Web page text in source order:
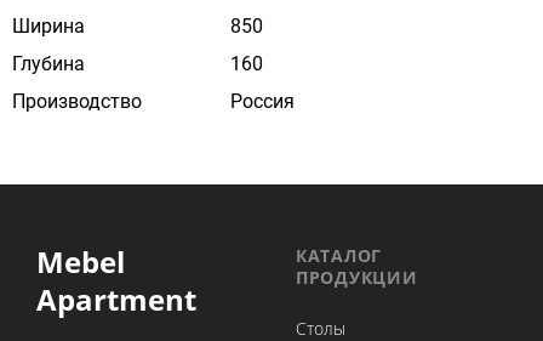
Ширина
850
Глубина
160
Производство
Россия
Mebel
Apartment
КАТАЛОГ
ПРОДУКЦИИ
Столы